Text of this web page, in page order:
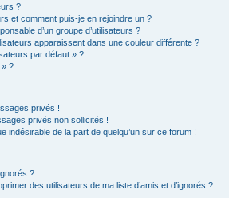
?
et comment puis-je en rejoindre un ?
d’un groupe d’utilisateurs ?
apparaissent dans une couleur différente ?
par défaut » ?
» ?
privés !
privés non sollicités !
indésirable de la part de quelqu’un sur ce forum !
?
des utilisateurs de ma liste d’amis et d’ignorés ?